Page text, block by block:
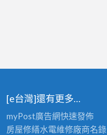
[e台灣]還有更多…
myPost廣告網快速發佈
房屋修繕水電維修廠商名錄